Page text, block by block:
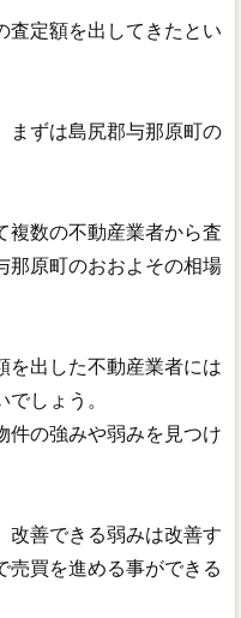
査定額を出してきたとい
まずは島尻郡与那原町の
複数の不動産業者から査
那原町のおおよその相場
を出した不動産業者には
しょう。
件の強みや弱みを見つけ
改善できる弱みは改善す
売買を進める事ができる